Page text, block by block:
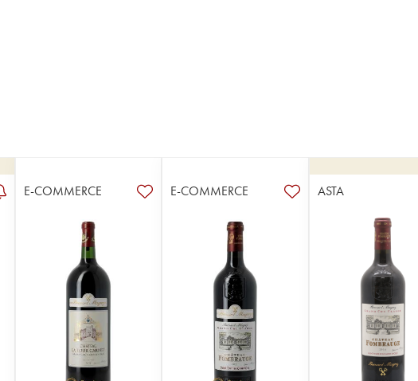
E-COMMERCE E-COMMERCE ASTA